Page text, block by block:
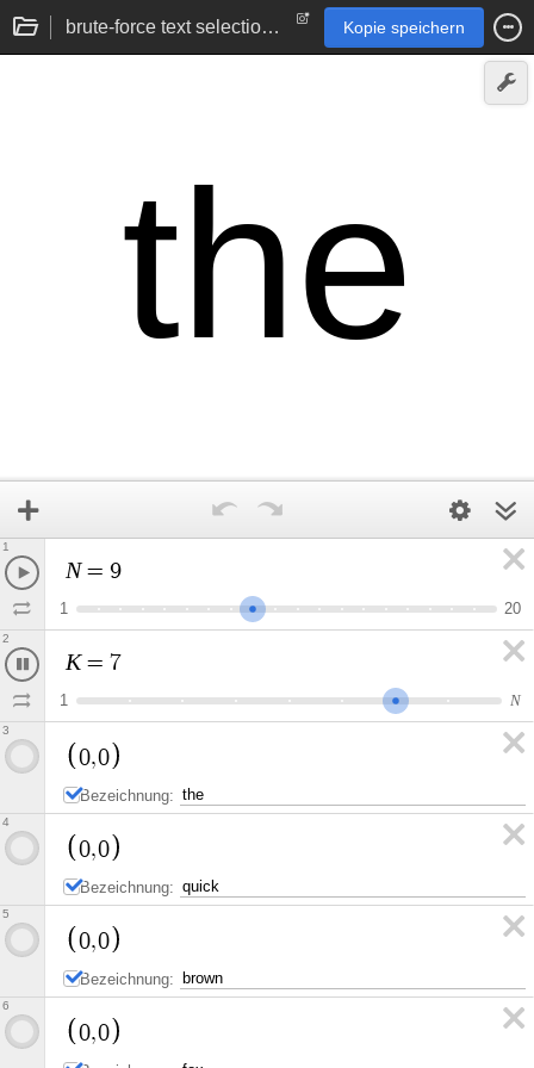
brute-force text selection with conditional labels (proof-of-concept) Kopie speichern
N = 9
1 20
1
K = 7
1 N
2
0,0
Bezeichnung:
3
0,0
Bezeichnung:
4
0,0
Bezeichnung:
5
0,0
6